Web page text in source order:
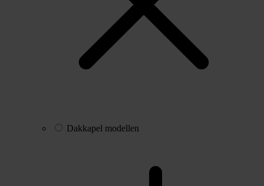
Dakkapel modellen